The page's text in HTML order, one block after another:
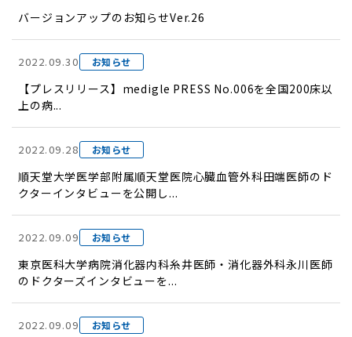
バージョンアップのお知らせVer.26
2022.09.30 お知らせ
【プレスリリース】medigle PRESS No.006を全国200床以
上の病...
2022.09.28 お知らせ
順天堂大学医学部附属順天堂医院心臓血管外科田端医師のド
クターインタビューを公開し...
2022.09.09 お知らせ
東京医科大学病院消化器内科糸井医師・消化器外科永川医師
のドクターズインタビューを...
2022.09.09 お知らせ